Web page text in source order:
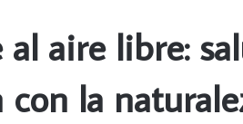
al aire libre:
la